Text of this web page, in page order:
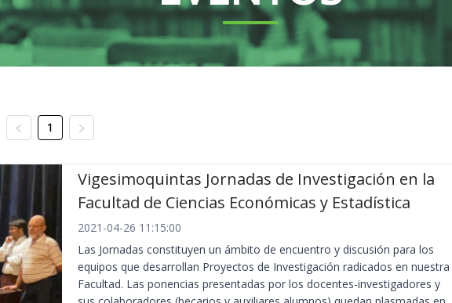
1
Vigesimoquintas Jornadas de Investigación en la
Facultad de Ciencias Económicas y Estadística
2021-04-26 11:15:00
Las Jornadas constituyen un ámbito de encuentro y discusión para los
equipos que desarrollan Proyectos de Investigación radicados en nuestra
Facultad. Las ponencias presentadas por los docentes-investigadores y